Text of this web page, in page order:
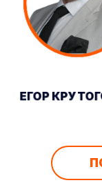
ЕГОР